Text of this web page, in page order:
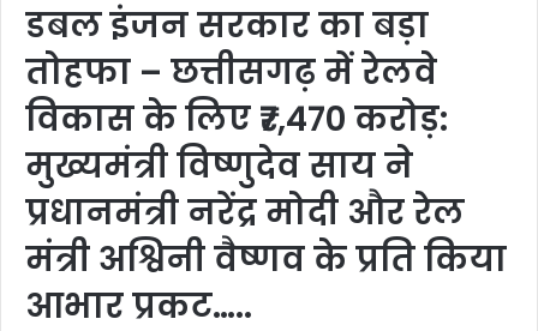
डबल इंजन सरकार का बड़ा
तोहफा – छत्तीसगढ़ में रेलवे
विकास के लिए ₹7,470 करोड़:
मुख्यमंत्री विष्णुदेव साय ने
प्रधानमंत्री नरेंद्र मोदी और रेल
मंत्री अश्विनी वैष्णव के प्रति किया
आभार प्रकट…..